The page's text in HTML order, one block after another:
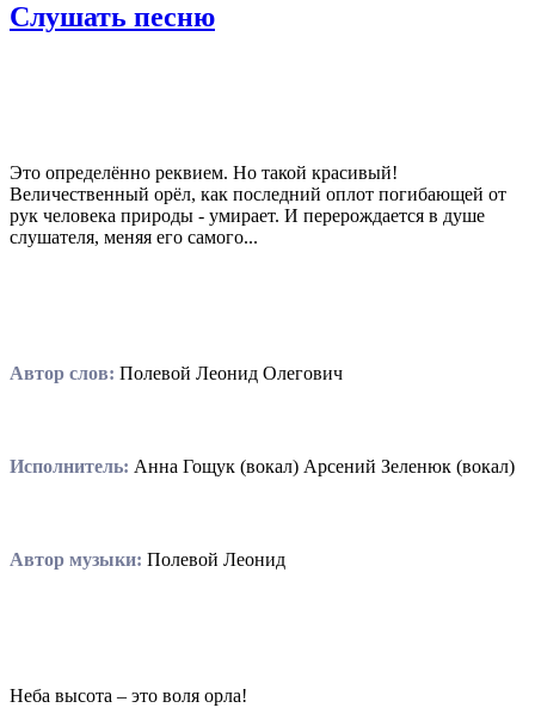
Слушать песню
Это определённо реквием. Но такой красивый!
Величественный орёл, как последний оплот погибающей от
рук человека природы - умирает. И перерождается в душе
слушателя, меняя его самого...
Автор слов: Полевой Леонид Олегович
Исполнитель: Анна Гощук (вокал) Арсений Зеленюк (вокал)
Автор музыки: Полевой Леонид
Неба высота – это воля орла!